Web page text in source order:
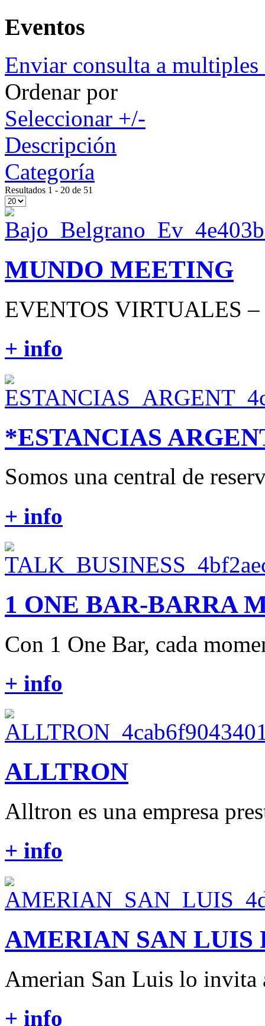
Eventos
Enviar consulta a multiples
Ordenar por
Seleccionar +/-
Descripción
Categoría
Resultados 1 - 20 de 51
MUNDO MEETING
EVENTOS VIRTUALES
+ info
*ESTANCIAS
Somos una central de
+ info
1 ONE BAR-BARRA
Con 1 One Bar, cada
+ info
ALLTRON
Alltron es una empresa
+ info
AMERIAN SAN LUIS
Amerian San Luis lo invita
+ info